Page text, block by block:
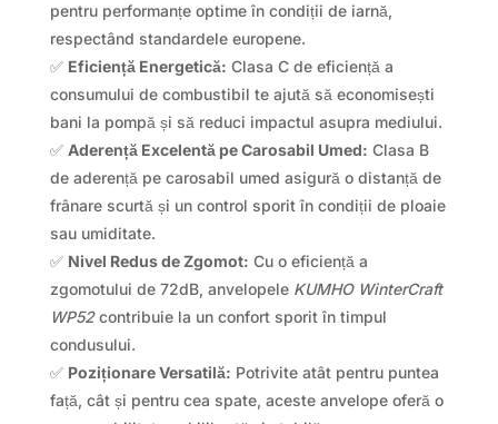
pentru performanțe optime în condiții de iarnă,
respectând standardele europene.
✅ Eficiență Energetică: Clasa C de eficiență a
consumului de combustibil te ajută să economisești
bani la pompă și să reduci impactul asupra mediului.
✅ Aderență Excelentă pe Carosabil Umed: Clasa B
de aderență pe carosabil umed asigură o distanță de
frânare scurtă și un control sporit în condiții de ploaie
sau umiditate.
✅ Nivel Redus de Zgomot: Cu o eficiență a
zgomotului de 72dB, anvelopele KUMHO WinterCraft
WP52contribuie la un confort sporit în timpul
condusului.
✅ Poziționare Versatilă: Potrivite atât pentru puntea
față, cât și pentru cea spate, aceste anvelope oferă o